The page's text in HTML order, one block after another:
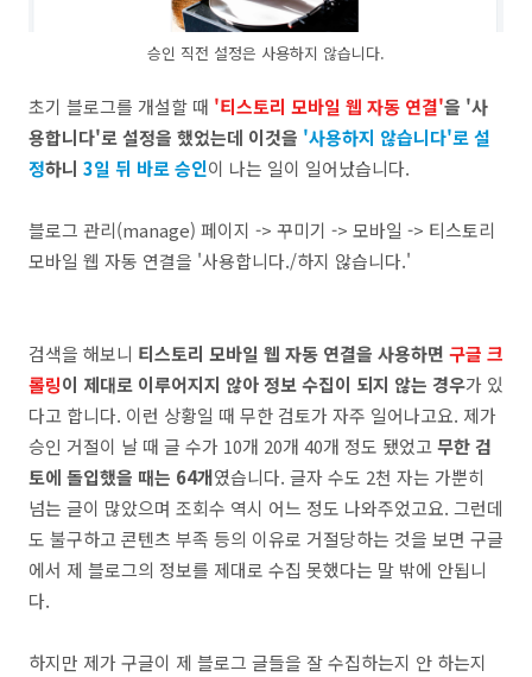
승인 직전 설정은 사용하지 않습니다.
초기 블로그를 개설할 때 '티스토리 모바일 웹 자동 연결'을 '사
용합니다'로 설정을 했었는데 이것을 '사용하지 않습니다'로 설
정하니 3일 뒤 바로 승인이 나는 일이 일어났습니다.
블로그 관리(manage) 페이지 -> 꾸미기 -> 모바일 -> 티스토리
모바일 웹 자동 연결을 '사용합니다./하지 않습니다.'
검색을 해보니 티스토리 모바일 웹 자동 연결을 사용하면 구글 크
롤링이 제대로 이루어지지 않아 정보 수집이 되지 않는 경우가 있
다고 합니다. 이런 상황일 때 무한 검토가 자주 일어나고요. 제가
승인 거절이 날 때 글 수가 10개 20개 40개 정도 됐었고무한 검
토에 돌입했을 때는 64개였습니다. 글자 수도 2천 자는 가뿐히
넘는 글이 많았으며 조회수 역시 어느 정도 나와주었고요. 그런데
도 불구하고 콘텐츠 부족 등의 이유로 거절당하는 것을 보면 구글
에서 제 블로그의 정보를 제대로 수집 못했다는 말 밖에 안됩니
다.
하지만 제가 구글이 제 블로그 글들을 잘 수집하는지 안 하는지